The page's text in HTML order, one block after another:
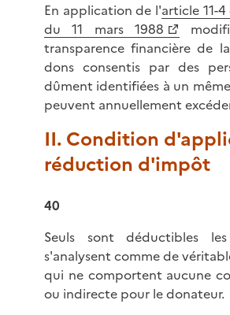
En application de l'article 11-
du 11 mars 1988
transparence financière de
dons consentis par des
dûment identifiées à un
peuvent annuellement
II. Condition
réduction d'impôt
40
Seuls sont déductibles
s'analysent comme de
qui ne comportent aucune
ou indirecte pour le donateur.